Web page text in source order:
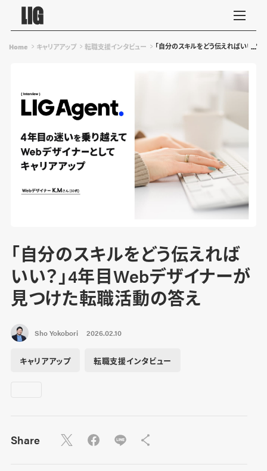
Home キャリアアップ 転職支援インタビュー 「自分のスキルをどう伝えればいい？
「自分のスキルをどう伝えれば
いい？」4年目Webデザイナーが
見つけた転職活動の答え
Sho Yokobori 2026.02.10
キャリアアップ 転職支援インタビュー
Share